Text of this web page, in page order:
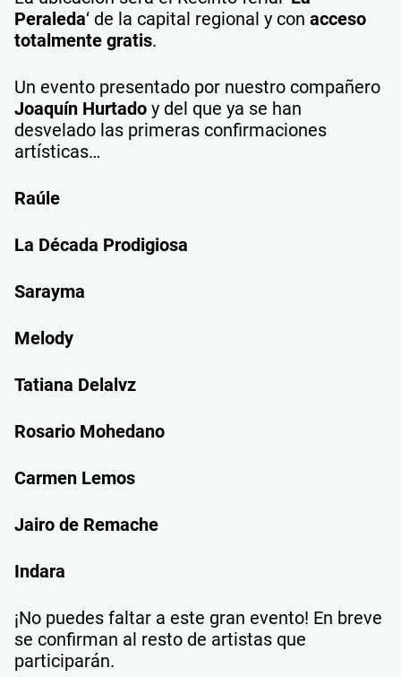
Peraleda‘ de la capital regional y con acceso
totalmente gratis.
Un evento presentado por nuestro compañero
Joaquín Hurtado y del que ya se han
desvelado las primeras confirmaciones
artísticas…
Raúle
La Década Prodigiosa
Sarayma
Melody
Tatiana Delalvz
Rosario Mohedano
Carmen Lemos
Jairo de Remache
Indara
¡No puedes faltar a este gran evento! En breve
se confirman al resto de artistas que
participarán.